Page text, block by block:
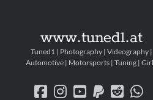
www.tuned1.at
Tuned1 | Photography | Videography |
Automotive | Motorsports | Tuning |
facebook
instagram
youtube
paypal
reddit